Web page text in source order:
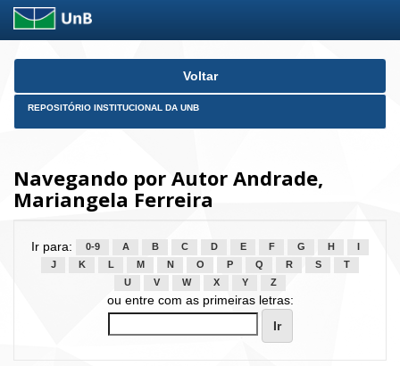
Skip
Voltar
REPOSITÓRIO INSTITUCIONAL DA UNB
Navegando por Autor Andrade,
Mariangela Ferreira
Ir para: 0-9 A B C D E F G H
J
K L M N O P Q R S
T
U
V W X Y Z
ou entre com as primeiras letras: